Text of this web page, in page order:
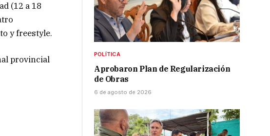
(12 a 18
y freestyle.
provincial
POLÍTICA
Aprobaron Plan de Regularización
de Obras
6 de agosto de 2026